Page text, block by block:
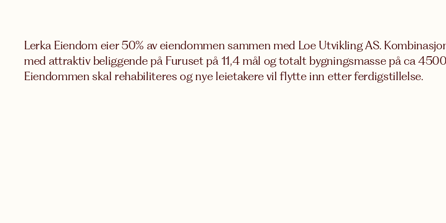
Lerka Eiendom eier 50% av eiendommen sammen med Loe Utvikling AS.
med attraktiv beliggende på Furuset på 11,4 mål og totalt bygningsmasse på ca
Eiendommen skal rehabiliteres og nye leietakere vil flytte inn etter ferdigstillelse.